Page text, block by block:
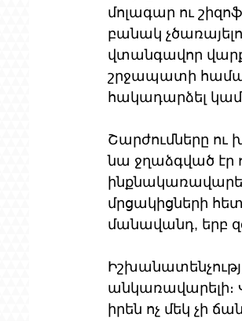
մոլագար ու
բանակ
վտանգավոր
շրջապատի
հակադարձել կամ
Շարժումները
նա ջղաձգված էր
մրցակիցների
մանավանդ, երբ
անկառավարելի։
իրեն ոչ մեկ չի